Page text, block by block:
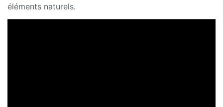
éléments naturels.